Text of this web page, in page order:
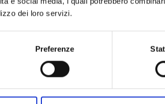
dei loro servizi.
Preferenze
te e il tuo bambino?
Selezione Data